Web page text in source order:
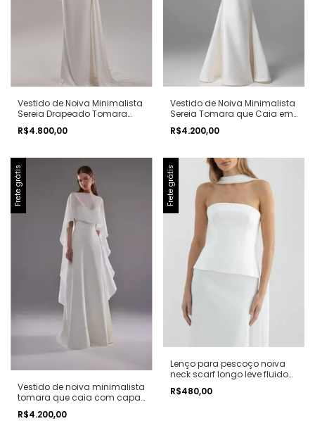
Vestido de Noiva Minimalista
Sereia Drapeado Tomara
que Caia em Alfaiataria
Bethel
R$4.800,00
Vestido de Noiva Minimalista
Sereia Tomara que Caia em
Alfaiataria
R$4.200,00
Frete grátis
Vestido de noiva minimalista
tomara que caia com capa
fluida
R$4.200,00
Frete grátis
Lenço para pescoço noiva
neck scarf longo leve fluido
minimalista
R$480,00